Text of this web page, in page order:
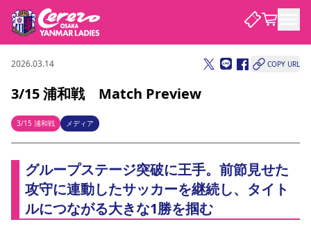
試合・チーム
試合について
試合日程 / 結果 順位表
チームについて
選手・スタッフ スケジュール アクセス セレッソ大阪 アカデミー
観戦する
チケット
チケット情報 価格・席種 シーズンシート
観戦ガイド
クラブを知る
セレッソ大阪ヤンマーレデ
ィースについて
ニュース
2026.03.14 COPY URL
3/15 浦和戦 Match Preview
3/15 浦和戦 メディア
グループステージ突破に王手。前節見せた
攻守に連動したサッカーを継続し、タイト
ルにつながる大きな1勝を掴む